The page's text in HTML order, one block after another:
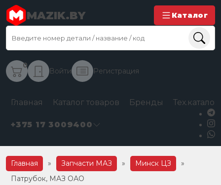
MAZIK.BY Каталог
0
Войти Регистрация
Главная Каталог товаров Бренды
+375 17 3009400
Главная » Запчасти МАЗ » Минск ЦЗ
»
Патрубок, МАЗ ОАО